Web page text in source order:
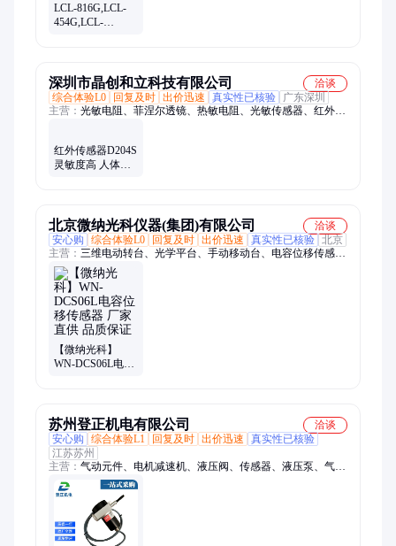
LCL-816G,LCL-
454G,LCL-
深圳市晶创和立科技有限公司
洽谈
综合体验L0
回复及时 出价迅速 真实性已核验
广东深圳
主营： 光敏电阻、菲涅尔透镜、热敏电阻、光敏传感器、红外传
达感应模块、金属壳光敏电阻、环保光敏电阻、隔离垫高柱、
LED隔离垫高柱、人体感应菲涅尔透镜、科技菲涅尔透镜、导光
红外传感器D204S
灵敏度高 人体感
北京微纳光科仪器(集团)有限公司
洽谈
安心购
综合体验L0 回复及时 出价迅速 真实性已核验 北京
主营： 三维电动转台、光学平台、手动移动台、电容位移传感
器、kk模组、电动滑台、手动滑台、精密隔振平台、气浮光学平
台、真空位移台、真空转台、电动平移台、电动旋转台、电动升
降台、电动角位台、电动组合台、手动平移台、电动位移台、二
维移动台、电动移动台、电动多维组合台、压电平移台、压电升
降台、压电旋转台、压电角位移台、直驱滑台
【微纳光科】
WN-DCS06L电容
苏州登正机电有限公司
洽谈
安心购
综合体验L1 回复及时 出价迅速
真实性已核验
江苏苏州
主营： 气动元件、电机减速机、液压阀、传感器、液压泵、气
缸、液压油缸